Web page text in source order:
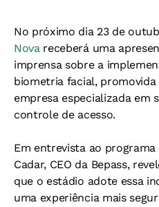
No próximo dia 23 de
Novareceberá uma
imprensa sobre a
biometria facial, promovida
empresa especializada em
controle de acesso.
Em entrevista ao programa
Cadar, CEO da Bepass,
que o estádio adote essa
uma experiência mais